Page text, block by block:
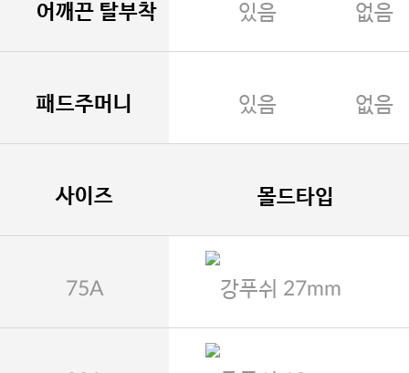
어깨끈 탈부착 있음 없음
패드주머니 있음 없음
사이즈 몰드타입
75A 강푸쉬 27mm